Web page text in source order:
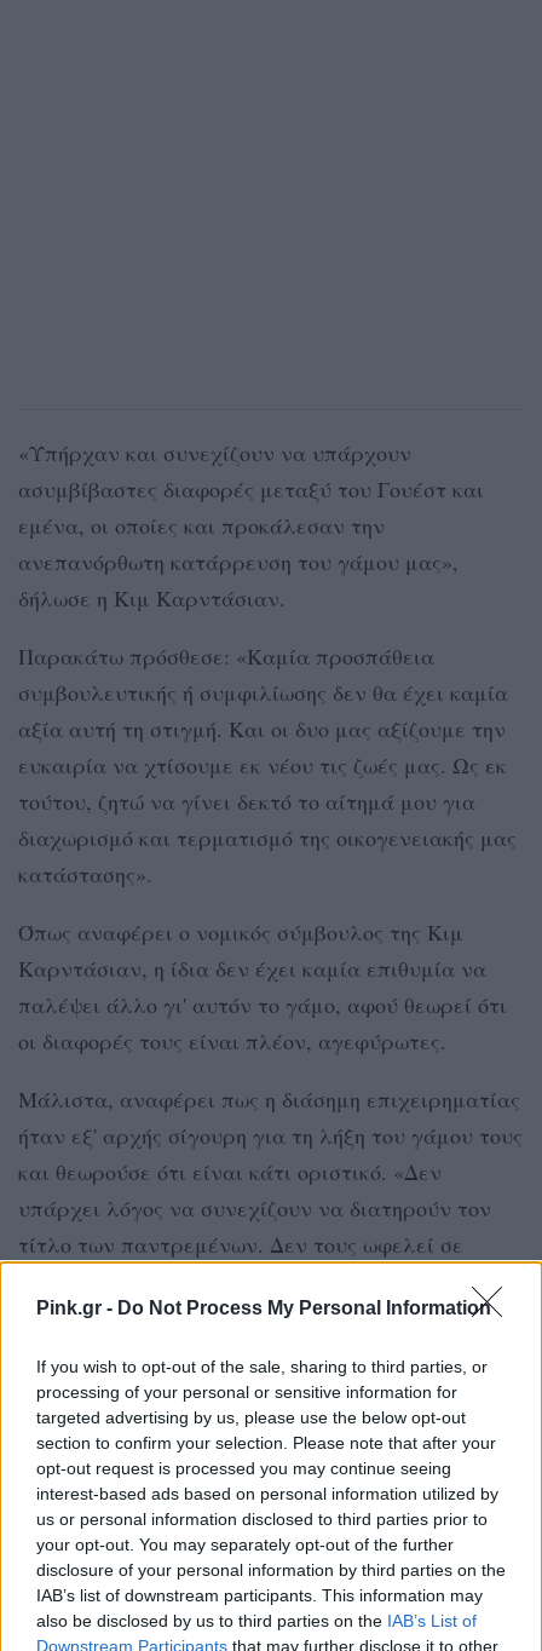
Pink.gr - Do Not Process My Personal Information
If you wish to opt-out of the sale, sharing to third parties, or
processing of your personal or sensitive information for
targeted advertising by us, please use the below opt-out
section to confirm your selection. Please note that after your
opt-out request is processed you may continue seeing
interest-based ads based on personal information utilized by
us or personal information disclosed to third parties prior to
your opt-out. You may separately opt-out of the further
disclosure of your personal information by third parties on the
IAB’s list of downstream participants. This information may
also be disclosed by us to third parties on the IAB’s List of
Downstream Participants that may further disclose it to other
«Υπήρχαν και συνεχίζουν να υπάρχουν
ασυμβίβαστες διαφορές μεταξύ του Γουέστ και
εμένα, οι οποίες και προκάλεσαν την
ανεπανόρθωτη κατάρρευση του γάμου μας»,
δήλωσε η Κιμ Καρντάσιαν.
Παρακάτω πρόσθεσε: «Καμία προσπάθεια
συμβουλευτικής ή συμφιλίωσης δεν θα έχει καμία
αξία αυτή τη στιγμή. Και οι δυο μας αξίζουμε την
ευκαιρία να χτίσουμε εκ νέου τις ζωές μας. Ως εκ
τούτου, ζητώ να γίνει δεκτό το αίτημά μου για
διαχωρισμό και τερματισμό της οικογενειακής μας
κατάστασης».
Όπως αναφέρει ο νομικός σύμβουλος της Κιμ
Καρντάσιαν, η ίδια δεν έχει καμία επιθυμία να
παλέψει άλλο γι' αυτόν το γάμο, αφού θεωρεί ότι
οι διαφορές τους είναι πλέον, αγεφύρωτες.
Μάλιστα, αναφέρει πως η διάσημη επιχειρηματίας
ήταν εξ' αρχής σίγουρη για τη λήξη του γάμου τους
και θεωρούσε ότι είναι κάτι οριστικό. «Δεν
υπάρχει λόγος να συνεχίζουν να διατηρούν τον
τίτλο των παντρεμένων. Δεν τους ωφελεί σε
ΔΙΑΦΗΜΙΣΗ